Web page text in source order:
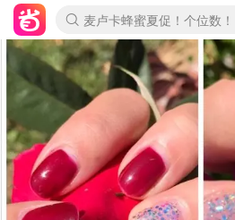
麦卢卡蜂蜜夏促！个位数！
Prada/Miu 4.8折！
啥？必胜客披萨5折！